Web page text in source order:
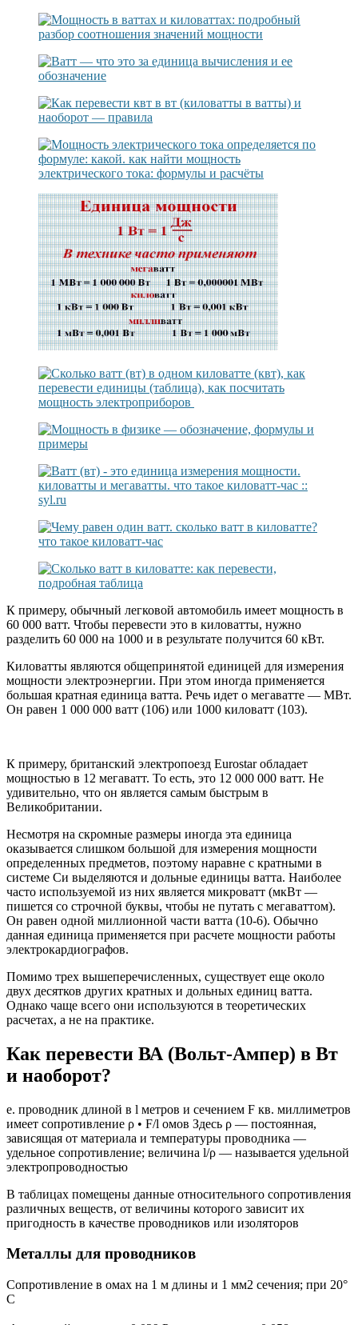
К примеру, обычный легковой автомобиль имеет мощность в
60 000 ватт. Чтобы перевести это в киловатты, нужно
разделить 60 000 на 1000 и в результате получится 60 кВт.
Киловатты являются общепринятой единицей для измерения
мощности электроэнергии. При этом иногда применяется
большая кратная единица ватта. Речь идет о мегаватте — МВт.
Он равен 1 000 000 ватт (106) или 1000 киловатт (103).
К примеру, британский электропоезд Eurostar обладает
мощностью в 12 мегаватт. То есть, это 12 000 000 ватт. Не
удивительно, что он является самым быстрым в
Великобритании.
Несмотря на скромные размеры иногда эта единица
оказывается слишком большой для измерения мощности
определенных предметов, поэтому наравне с кратными в
системе Си выделяются и дольные единицы ватта. Наиболее
часто используемой из них является микроватт (мкВт —
пишется со строчной буквы, чтобы не путать с мегаваттом).
Он равен одной миллионной части ватта (10-6). Обычно
данная единица применяется при расчете мощности работы
электрокардиографов.
Помимо трех вышеперечисленных, существует еще около
двух десятков других кратных и дольных единиц ватта.
Однако чаще всего они используются в теоретических
расчетах, а не на практике.
Как перевести ВА (Вольт-Ампер) в Вт
и наоборот?
е. проводник длиной в l метров и сечением F кв. миллиметров
имеет сопротивление ρ • F/l омов Здесь ρ — постоянная,
зависящая от материала и температуры проводника —
удельное сопротивление; величина l/ρ — называется удельной
электропроводностью
В таблицах помещены данные относительного сопротивления
различных веществ, от величины которого зависит их
пригодность в качестве проводников или изоляторов
Металлы для проводников
Сопротивление в омах на 1 м длины и 1 мм2 сечения; при 20°
С